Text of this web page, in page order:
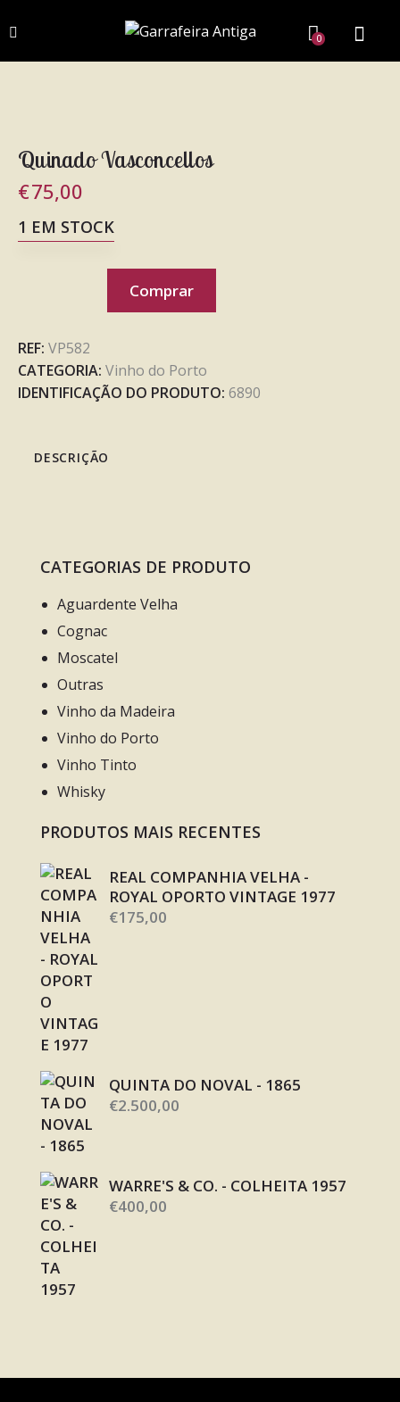
0
Quinado Vasconcellos
€75,00
1 EM STOCK
Comprar
REF: VP582
CATEGORIA: Vinho do Porto
IDENTIFICAÇÃO DO PRODUTO: 6890
DESCRIÇÃO
CATEGORIAS DE PRODUTO
Aguardente Velha
Cognac
Moscatel
Outras
Vinho da Madeira
Vinho do Porto
Vinho Tinto
Whisky
PRODUTOS MAIS RECENTES
REAL COMPANHIA VELHA -
ROYAL OPORTO VINTAGE 1977
€175,00
QUINTA DO NOVAL - 1865
€2.500,00
WARRE'S & CO. - COLHEITA 1957
€400,00